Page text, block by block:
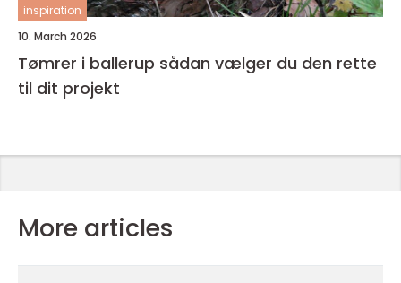
inspiration
10. March 2026
Tømrer i ballerup sådan vælger du den rette
til dit projekt
More articles